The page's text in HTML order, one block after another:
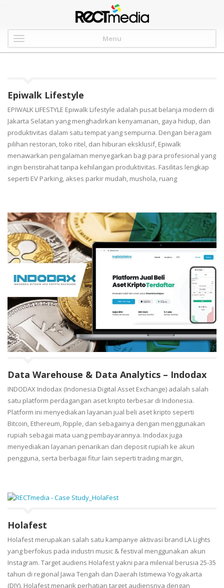
Menu
Epiwalk Lifestyle
EPIWALK LIFESTYLE Epiwalk Lifestyle adalah pusat belanja modern di
Jakarta Selatan yang menghadirkan kenyamanan, gaya hidup, dan
produktivitas dalam satu tempat yang sempurna. Dengan beragam
pilihan restoran, toko ritel, dan hiburan eksklusif, Epiwalk
menawarkan pengalaman menyegarkan bagi para profesional yang
ingin beristirahat tanpa kehilangan produktivitas. Fasilitas lengkap
seperti EV Parking, akses parkir mudah, mushola, ruang
Data Warehouse & Data Analytics – Indodax
INDODAX Indodax (Indonesia Digital Asset Exchange) adalah salah
satu platform perdagangan aset kripto terbesar di Indonesia.
Platform ini menyediakan layanan jual beli aset kripto seperti
Bitcoin, Ethereum, Ripple, dan sebagainya dengan menggunakan
rupiah sebagai mata uang pembayarannya. Indodax juga
menyediakan layanan penarikan dan deposit rupiah ke akun
pengguna, serta berbagai fitur lain seperti trading margin,
Holafest
Holafest merupakan salah satu kampanye aktivasi brand LA Lights
yang berfokus pada industri music & festival menggunakan akun
Instagram. Target audiens Holafest yakni para milenial berusia 25-35
tahun di regional Jawa Tengah dan Daerah Istimewa Yogyakarta
(DIY). Holafest menarik perhatian target audiensnya dengan